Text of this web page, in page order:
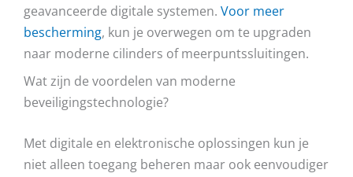
geavanceerde digitale systemen. Voor meer
bescherming, kun je overwegen om te upgraden
naar moderne cilinders of meerpuntssluitingen.
Wat zijn de voordelen van moderne
beveiligingstechnologie?
Met digitale en elektronische oplossingen kun je
niet alleen toegang beheren maar ook eenvoudiger